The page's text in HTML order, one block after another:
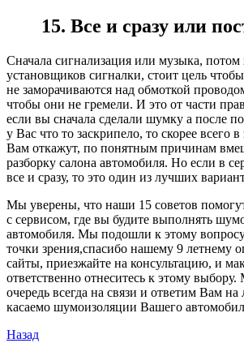
15. Все и сразу или
Сначала сигнализация или музыка,
установщиков сигналки, стоит цель
не заморачиваются над обмоткой
чтобы они не гремели. И это от части
если вы сначала сделали шумку а после
у Вас что то заскрипело, то скорее всего
Вам откажут, по понятным причинам
разборку салона автомобиля. Но если в
все и сразу, то это один из лучших
Мы уверены, что наши 15 советов
с сервисом, где вы будите выполнять
автомобиля. Мы подошли к этому
точки зрения,спасибо нашему 9 летнему
сайты, приезжайте на консультацию, и
ответственно отнеситесь к этому
очередь всегда на связи и ответим Вам
касаемо шумоизоляции Вашего
Назад